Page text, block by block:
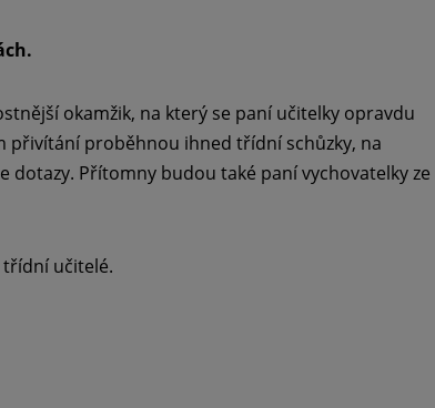
okamžik, na který se paní učitelky opravdu
přivítání proběhnou ihned třídní schůzky, na
Přítomny budou také paní vychovatelky ze
třídní učitelé.